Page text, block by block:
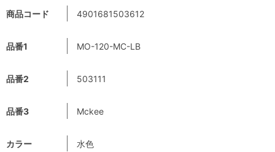
商品コード 4901681503612
品番1 MO-120-MC-LB
品番2 503111
品番3 Mckee
カラー 水色